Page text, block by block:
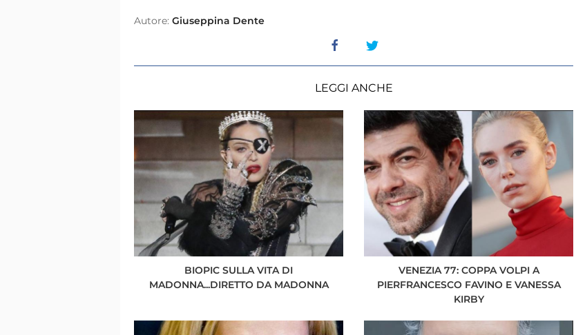
Autore: Giuseppina Dente
LEGGI ANCHE
BIOPIC SULLA VITA DI
MADONNA...DIRETTO DA MADONNA
VENEZIA 77: COPPA VOLPI A
PIERFRANCESCO FAVINO E VANESSA
KIRBY